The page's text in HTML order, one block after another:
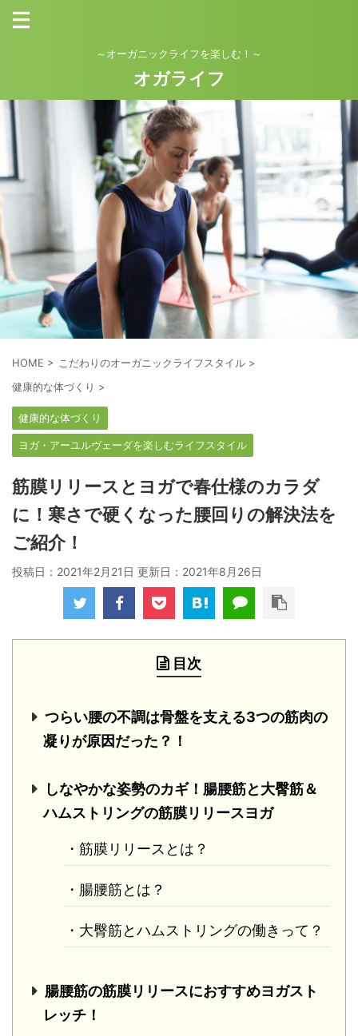
～オーガニックライフを楽しむ！～
オガライフ
HOME > こだわりのオーガニックライフスタイル >
健康的な体づくり >
健康的な体づくり
ヨガ・アーユルヴェーダを楽しむライフスタイル
筋膜リリースとヨガで春仕様のカラダ
に！寒さで硬くなった腰回りの解決法を
ご紹介！
投稿日：2021年2月21日 更新日： 2021年8月26日
目次
つらい腰の不調は骨盤を支える3つの筋肉の
凝りが原因だった？！
しなやかな姿勢のカギ！腸腰筋と大臀筋＆
ハムストリングの筋膜リリースヨガ
・筋膜リリースとは？
・腸腰筋とは？
・大臀筋とハムストリングの働きって？
腸腰筋の筋膜リリースにおすすめヨガスト
レッチ！